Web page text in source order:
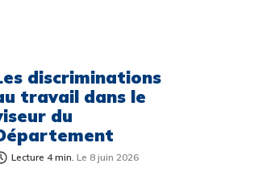
discriminations
travail dans le
du
Lecture 4 min. Le 8 juin 2026